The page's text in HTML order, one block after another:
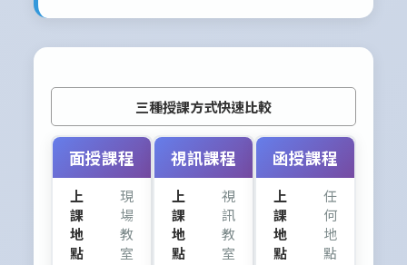
三種授課方式快速比較
面授課程
上
課
地
點
現
場
教
室
視訊課程
上
課
地
點
視
訊
教
室
函授課程
上
課
地
點
任
何
地
點